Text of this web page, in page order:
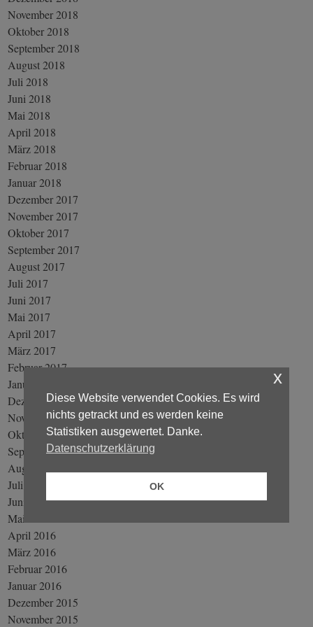
November 2018
Oktober 2018
September 2018
August 2018
Juli 2018
Juni 2018
Mai 2018
April 2018
März 2018
Februar 2018
Januar 2018
Dezember 2017
November 2017
Oktober 2017
September 2017
August 2017
Juli 2017
Juni 2017
Mai 2017
April 2017
März 2017
Februar 2017
Januar 2017
Dezember 2016
November 2016
Oktober 2016
September 2016
August 2016
Juli 2016
Juni 2016
Mai 2016
April 2016
März 2016
Februar 2016
Januar 2016
Dezember 2015
November 2015
Diese Website verwendet Cookies. Es wird
nichts getrackt und es werden keine
Statistiken ausgewertet. Danke.
Datenschutzerklärung
OK
x